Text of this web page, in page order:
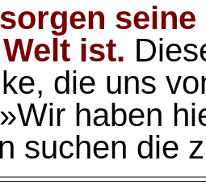
ist.
die uns
haben
suchen die